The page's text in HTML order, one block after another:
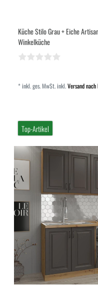
Küche Stilo Grau + Eiche
Winkelküche
*inkl. ges. MwSt.inkl.Versand nach
Top-Artikel